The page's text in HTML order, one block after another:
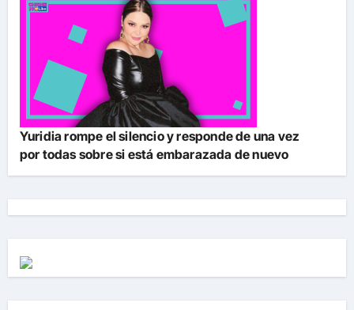
Yuridia rompe el silencio y responde de una vez
por todas sobre si está embarazada de nuevo